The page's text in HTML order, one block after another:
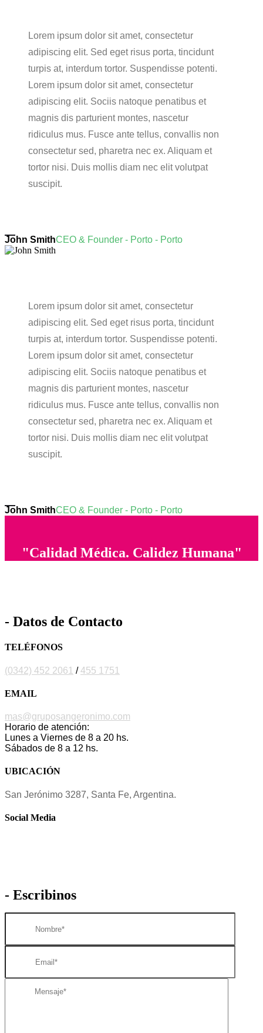
Lorem ipsum dolor sit amet, consectetur
adipiscing elit. Sed eget risus porta, tincidunt
turpis at, interdum tortor. Suspendisse potenti.
Lorem ipsum dolor sit amet, consectetur
adipiscing elit. Sociis natoque penatibus et
magnis dis parturient montes, nascetur
ridiculus mus. Fusce ante tellus, convallis non
consectetur sed, pharetra nec ex. Aliquam et
tortor nisi. Duis mollis diam nec elit volutpat
suscipit.
John SmithCEO & Founder - Porto - Porto
Lorem ipsum dolor sit amet, consectetur
adipiscing elit. Sed eget risus porta, tincidunt
turpis at, interdum tortor. Suspendisse potenti.
Lorem ipsum dolor sit amet, consectetur
adipiscing elit. Sociis natoque penatibus et
magnis dis parturient montes, nascetur
ridiculus mus. Fusce ante tellus, convallis non
consectetur sed, pharetra nec ex. Aliquam et
tortor nisi. Duis mollis diam nec elit volutpat
suscipit.
John SmithCEO & Founder - Porto - Porto
"Calidad Médica. Calidez Humana"
- Datos de Contacto
TELÉFONOS
(0342) 452 2061 /455 1751
EMAIL
mas@gruposangeronimo.com
Horario de atención:
Lunes a Viernes de 8 a 20 hs.
Sábados de 8 a 12 hs.
UBICACIÓN
San Jerónimo 3287, Santa Fe, Argentina.
Social Media
- Escribinos